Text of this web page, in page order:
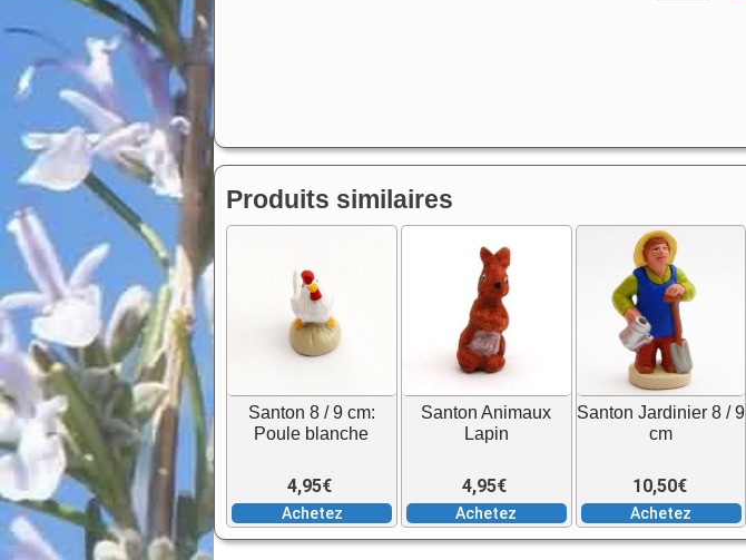
aux
Produits similaires
Santon 8 / 9 cm:
Poule blanche
4,95€
Achetez
Santon Animaux
Lapin
4,95€
Achetez
Santon Jardinier 8 / 9
cm
10,50€
Achetez